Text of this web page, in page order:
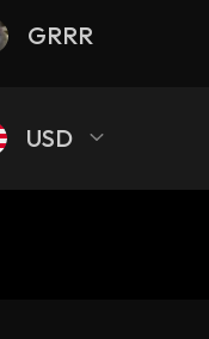
GRRR
USD